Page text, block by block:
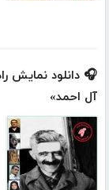
🎧 دانلود نمایش
آل احمد»